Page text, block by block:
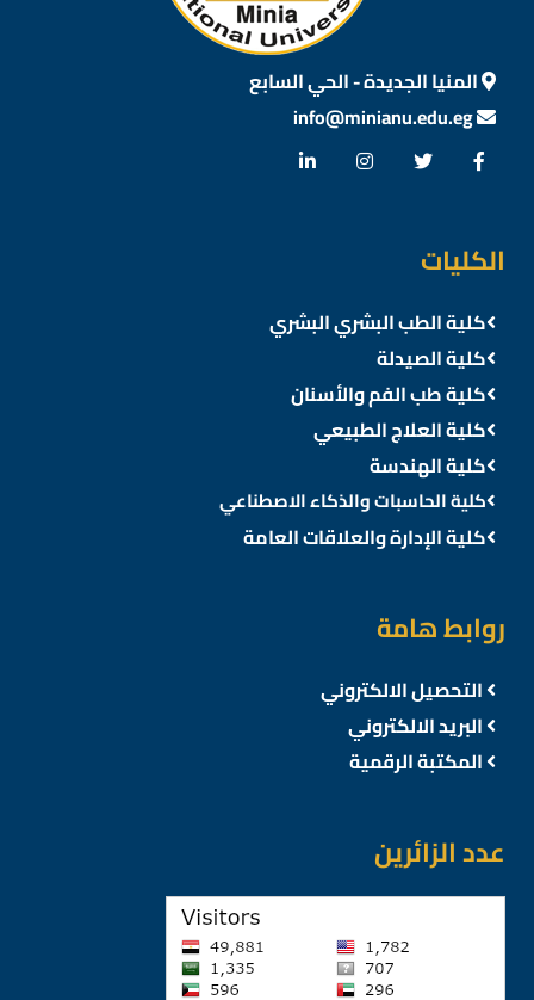
المنيا الجديدة - الحي السابع
الكليات
كلية الطب البشري البشري
كلية الصيدلة
كلية طب الفم والأسنان
كلية العلاج الطبيعي
كلية الهندسة
كلية الحاسبات والذكاء الاصطناعي
كلية الإدارة والعلاقات العامة
روابط هامة
التحصيل الالكتروني
البريد الالكتروني
المكتبة الرقمية
عدد الزائرين